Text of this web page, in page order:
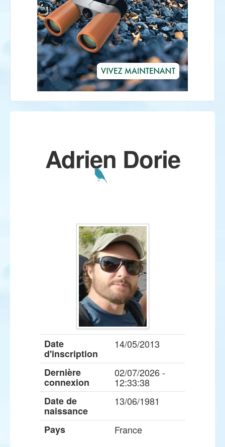
Adrien Dorie
Date
d'inscription
14/05/2013
Dernière
connexion
02/07/2026 -
12:33:38
Date de
naissance
13/06/1981
Pays France